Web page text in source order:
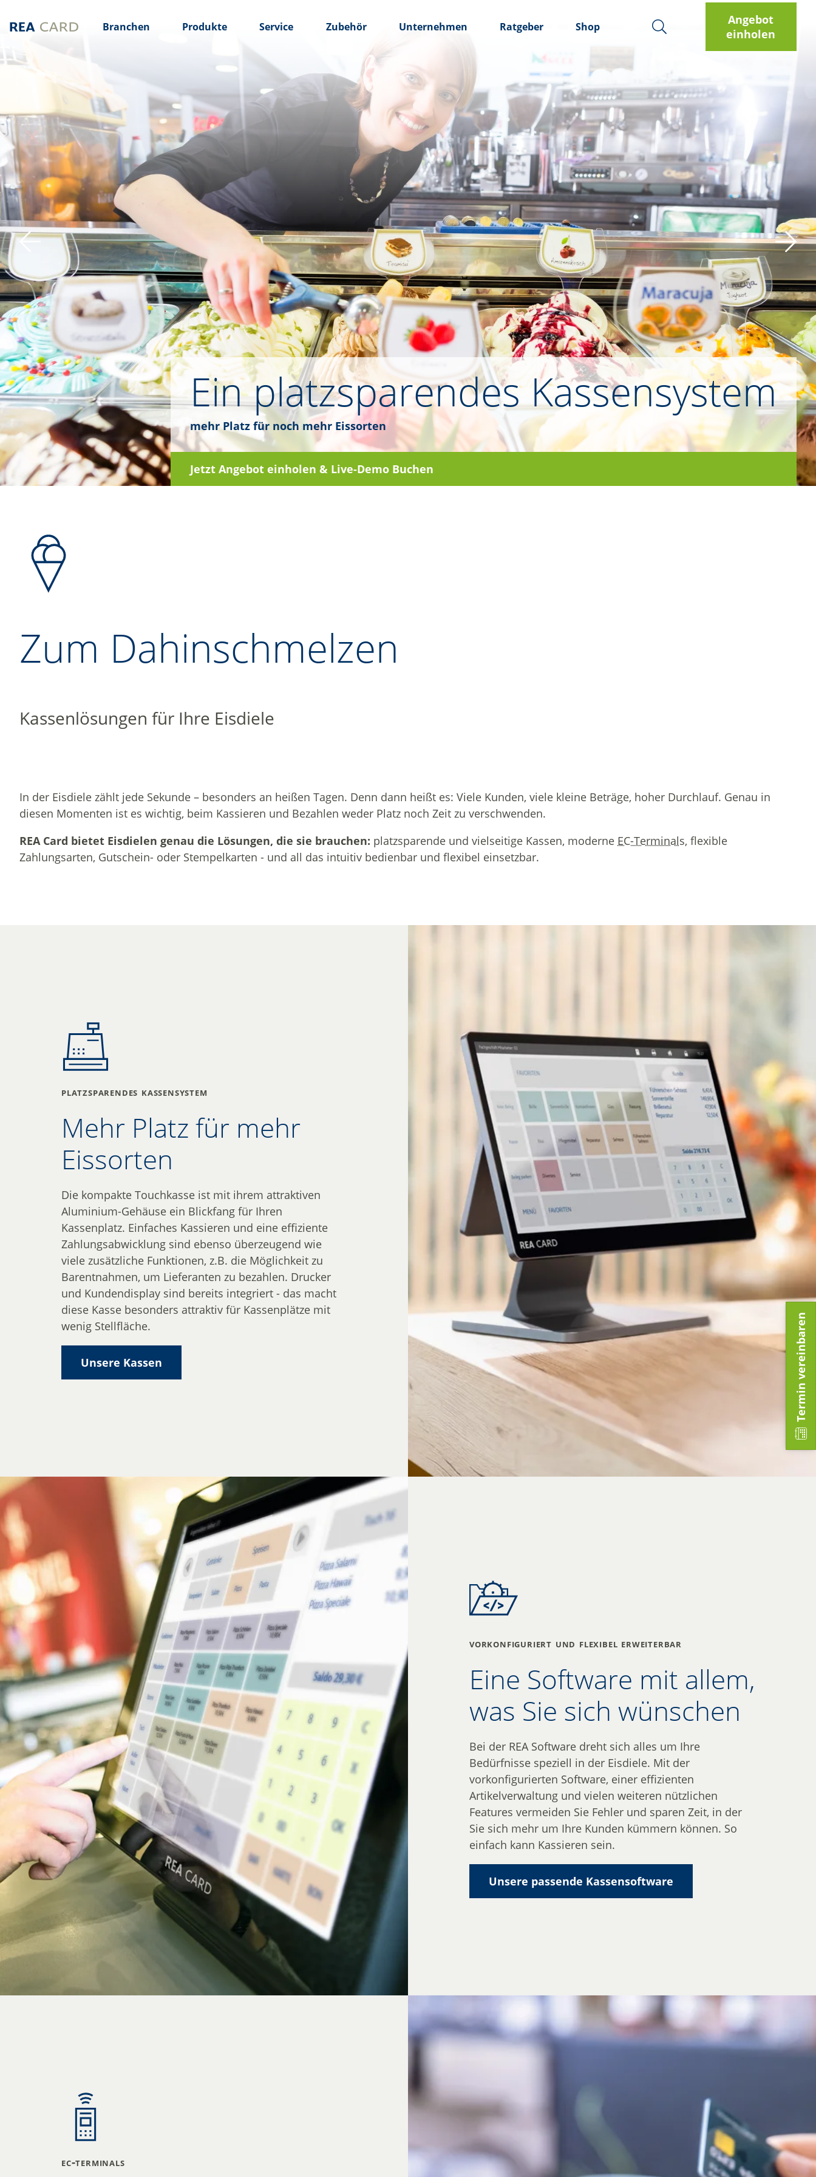
Branchen Produkte Service Zubehör Unternehmen Ratgeber Shop
Angebot
einholen
Ein platzsparendes Kassen­system
mehr Platz für noch mehr Eissorten
Jetzt Angebot einholen & Live-Demo Buchen
Zum Dahinschmelzen
Kassenlösungen für Ihre Eisdiele
In der Eisdiele zählt jede Sekunde – besonders an heißen Tagen. Denn dann heißt es: Viele Kunden, viele kleine Beträge, hoher Durchlauf. Genau in
diesen Momenten ist es wichtig, beim Kassieren und Bezahlen weder Platz noch Zeit zu verschwenden.
REA Card bietet Eisdielen genau die Lösungen, die sie brauchen: platzsparende und vielseitige Kassen, moderne EC-Terminals, flexible
Zahlungsarten, Gutschein- oder Stempelkarten - und all das intuitiv bedienbar und flexibel einsetzbar.
platzsparendes kassen­system
Mehr Platz für mehr
Eissorten
Die kompakte Touchkasse ist mit ihrem attraktiven
Aluminium-Gehäuse ein Blickfang für Ihren
Kassenplatz. Einfaches Kassieren und eine effiziente
Zahlungsabwicklung sind ebenso überzeugend wie
viele zusätzliche Funktionen, z.B. die Möglichkeit zu
Barentnahmen, um Lieferanten zu bezahlen. Drucker
und Kundendisplay sind bereits integriert - das macht
diese Kasse besonders attraktiv für Kassenplätze mit
wenig Stellfläche.
Unsere Kassen
vorkonfiguriert und flexibel erweiterbar
Eine Software mit allem,
was Sie sich wünschen
Bei der REA Software dreht sich alles um Ihre
Bedürfnisse speziell in der Eisdiele. Mit der
vorkonfigurierten Software, einer effizienten
Artikelverwaltung und vielen weiteren nützlichen
Features vermeiden Sie Fehler und sparen Zeit, in der
Sie sich mehr um Ihre Kunden kümmern können. So
einfach kann Kassieren sein.
Unsere passende Kassen­soft­ware
ec-terminals
Termin vereinbaren